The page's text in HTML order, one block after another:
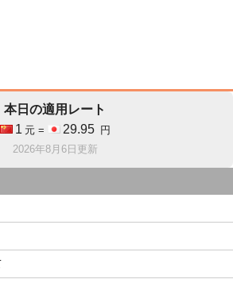
本日の適用レート
1 元 = 29.95
円
2026年8月6日更新